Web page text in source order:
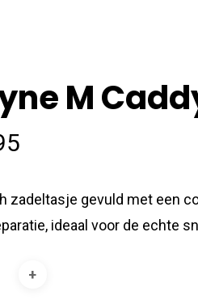
M
zadeltasje gevuld met een
ideaal voor de echte